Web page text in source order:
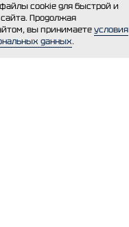
cookie для быстрой и
Продолжая
вы принимаетеусловия
данных.